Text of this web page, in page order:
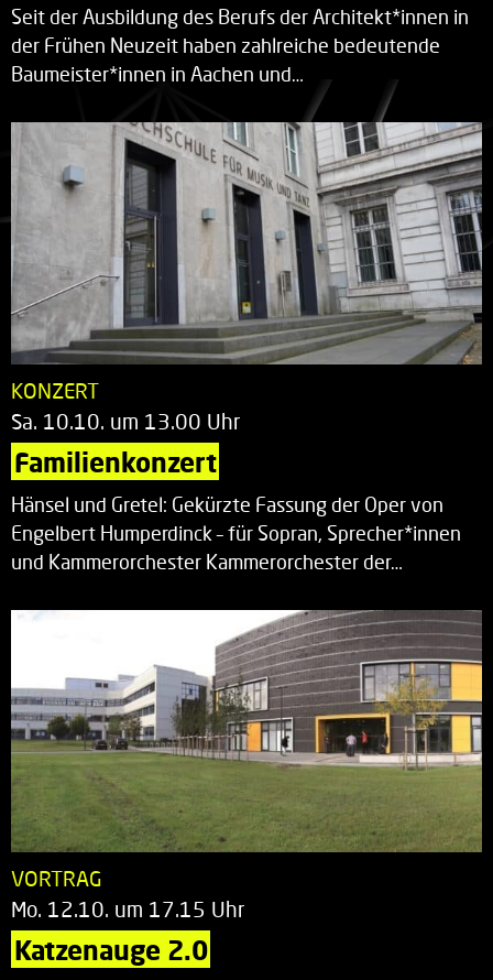
Seit der Ausbildung des Berufs der Architekt*innen in
der Frühen Neuzeit haben zahlreiche bedeutende
Baumeister*innen in Aachen und…
KONZERT
Sa. 10.10. um 13.00 Uhr
Familienkonzert
Hänsel und Gretel: Gekürzte Fassung der Oper von
Engelbert Humperdinck – für Sopran, Sprecher*innen
und Kammerorchester Kammerorchester der…
VORTRAG
Mo. 12.10. um 17.15 Uhr
Katzenauge 2.0